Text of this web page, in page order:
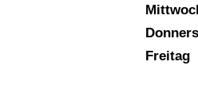
Freitag